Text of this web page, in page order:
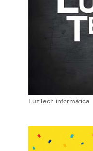
LuzTech informática